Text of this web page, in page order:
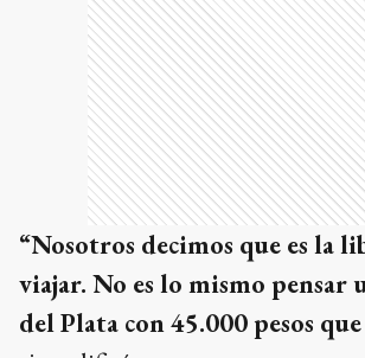
“Nosotros decimos que es la
viajar. No es lo mismo pensar
del Plata con 45.000 pesos